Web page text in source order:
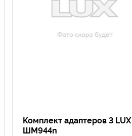
Комплект адаптеров 3 LUX
ШМ944n